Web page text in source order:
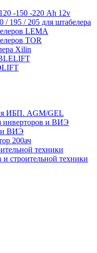
-150 -220 Ah 12v
195 / 205 для штабелера
LEMA
TOR
Xilin
ИБП. AGM/GEL
инверторов и ВИЭ
и ВИЭ
200ач
техники
строительной техники